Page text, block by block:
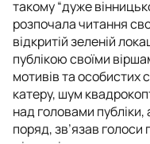
такому “дуже
розпочала читання
відкритій зеленій
публікою своїми
мотивів та особистих
катеру, шум
над головами публіки,
поряд, зв’язав